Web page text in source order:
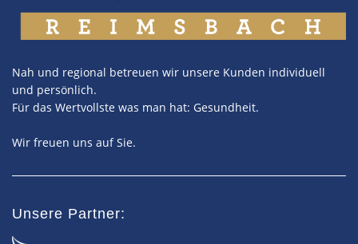
Nah und regional betreuen wir unsere Kunden individuell
und persönlich.
Für das Wertvollste was man hat: Gesundheit.
Wir freuen uns auf Sie.
Unsere Partner: